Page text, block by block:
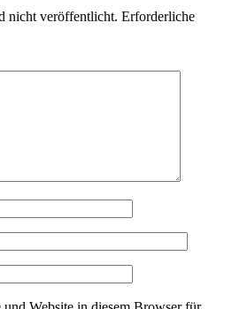
nicht veröffentlicht. Erforderliche